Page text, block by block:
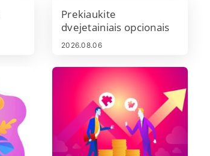
Prekiaukite
dvejetainiais opcionais
IQ Option ir išimkite
2026.08.06